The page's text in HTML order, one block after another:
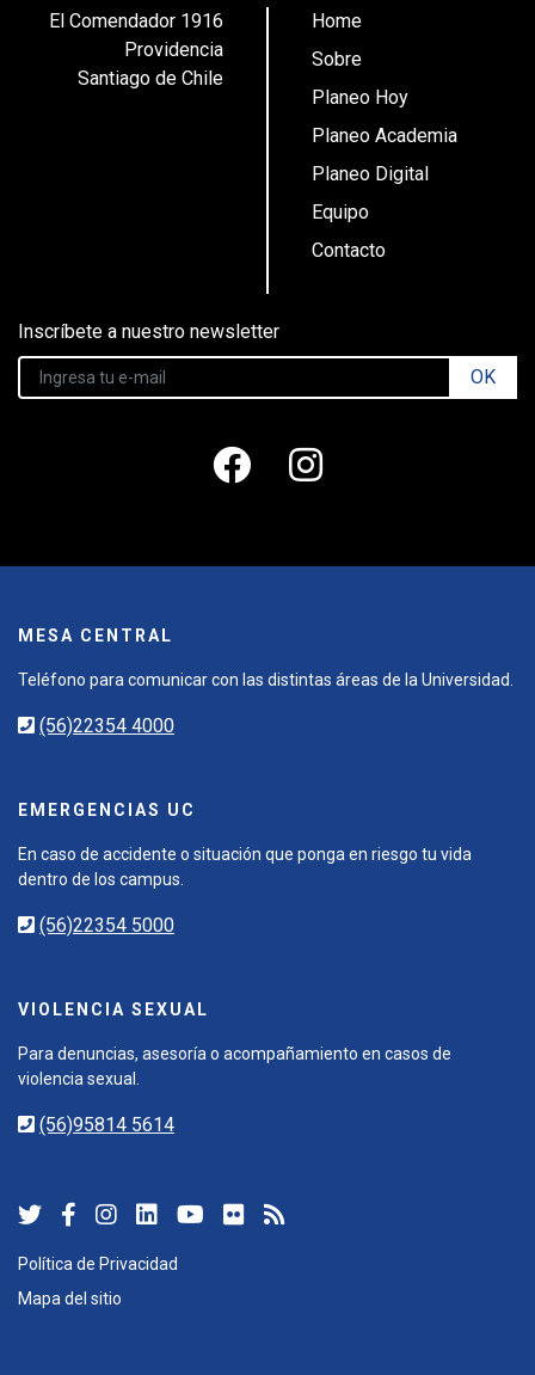
El Comendador 1916
Providencia
Santiago de Chile
Home
Sobre
Planeo Hoy
Planeo Academia
Planeo Digital
Equipo
Contacto
Inscríbete a nuestro newsletter
OK
MESA CENTRAL
Teléfono para comunicar con las distintas áreas de la Universidad.
(56)22354 4000
EMERGENCIAS UC
En caso de accidente o situación que ponga en riesgo tu vida
dentro de los campus.
(56)22354 5000
VIOLENCIA SEXUAL
Para denuncias, asesoría o acompañamiento en casos de
violencia sexual.
(56)95814 5614
Política de Privacidad
Mapa del sitio